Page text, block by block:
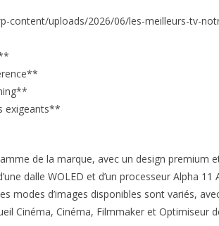
content/uploads/2026/06/les-meilleurs-tv-
exigeants**
de la marque, avec un design premium
dalle WOLED et d’un processeur Alpha 11
modes d’images disponibles sont variés,
Cinéma, Cinéma, Filmmaker et Optimiseur